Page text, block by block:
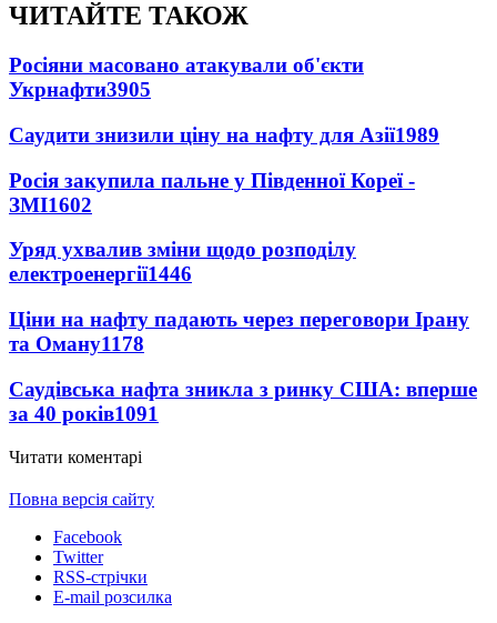
ЧИТАЙТЕ ТАКОЖ
Росіяни масовано атакували об'єкти
Укрнафти3905
Саудити знизили ціну на нафту для Азії1989
Росія закупила пальне у Південної Кореї -
ЗМІ1602
Уряд ухвалив зміни щодо розподілу
електроенергії1446
Ціни на нафту падають через переговори Ірану
та Оману1178
Саудівська нафта зникла з ринку США: вперше
за 40 років1091
Читати коментарі
Повна версія сайту
Facebook
Twitter
RSS-стрічки
E-mail розсилка